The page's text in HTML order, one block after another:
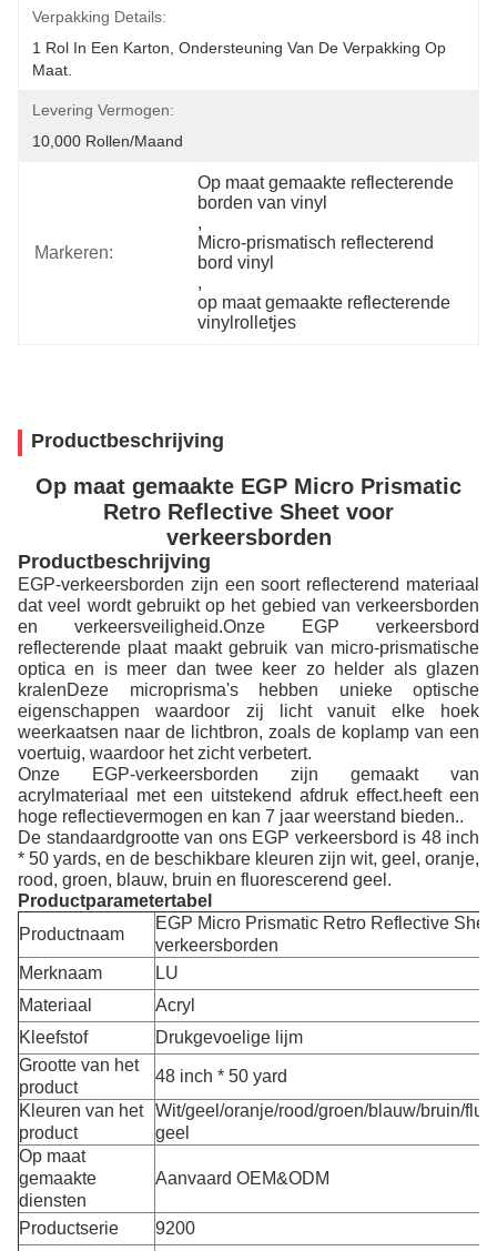
Verpakking Details:
1 Rol In Een Karton, Ondersteuning Van De Verpakking Op
Maat.
Levering Vermogen:
10,000 Rollen/maand
Markeren:
Op maat gemaakte reflecterende
borden van vinyl
,
Micro-prismatisch reflecterend
bord vinyl
,
op maat gemaakte reflecterende
vinylrolletjes
Productbeschrijving
Op maat gemaakte EGP Micro Prismatic
Retro Reflective Sheet voor
verkeersborden
Productbeschrijving
EGP-verkeersborden zijn een soort reflecterend materiaal
dat veel wordt gebruikt op het gebied van verkeersborden
en verkeersveiligheid.Onze EGP verkeersbord
reflecterende plaat maakt gebruik van micro-prismatische
optica en is meer dan twee keer zo helder als glazen
kralenDeze microprisma's hebben unieke optische
eigenschappen waardoor zij licht vanuit elke hoek
weerkaatsen naar de lichtbron, zoals de koplamp van een
voertuig, waardoor het zicht verbetert.
Onze EGP-verkeersborden zijn gemaakt van
acrylmateriaal met een uitstekend afdruk effect.heeft een
hoge reflectievermogen en kan 7 jaar weerstand bieden..
De standaardgrootte van ons EGP verkeersbord is 48 inch
* 50 yards, en de beschikbare kleuren zijn wit, geel, oranje,
rood, groen, blauw, bruin en fluorescerend geel.
Productparametertabel
Productnaam
EGP Micro Prismatic Retro Reflective
verkeersborden
Merknaam
LU
Materiaal
Acryl
Kleefstof
Drukgevoelige lijm
Grootte van het
product
48 inch * 50 yard
Kleuren van het
product
Wit/geel/oranje/rood/groen/blauw/bruin/
geel
Op maat
gemaakte
diensten
Aanvaard OEM&ODM
Productserie 9200